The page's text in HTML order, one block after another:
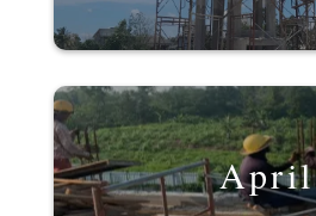
April